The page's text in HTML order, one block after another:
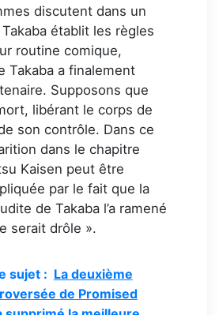
discutent dans un
établit les règles
routine comique,
Takaba a finalement
Supposons que
libérant le corps de
son contrôle. Dans ce
dans le chapitre
Kaisen peut être
par le fait que la
de Takaba l’a ramené
serait drôle ».
sujet : La deuxième
de Promised